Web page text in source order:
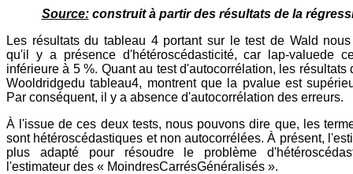
Source:construit à partir des résultats de la
Les résultats du tableau 4 portant sur le test de Wald nous
qu'il y a présence d'hétéroscédasticité, car lap-valuede
inférieure à 5 %. Quant au test d'autocorrélation, les résultats
Wooldridgedu tableau4, montrent que la pvalue est
Par conséquent, il y a absence d'autocorrélation des erreurs.
À l'issue de ces deux tests, nous pouvons dire que, les
sont hétéroscédastiques et non autocorrélées. À présent,
plus adapté pour résoudre le problème
l'estimateur des « MoindresCarrésGénéralisés ».